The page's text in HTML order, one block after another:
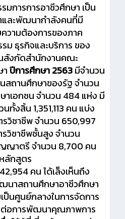
ารการอาชีวศึกษา เป็น
ละพัฒนากำลังคนที่มี
ามต้องการของภาค
ม ธุรกิจและบริการ ของ
สังกัดสำนักงานคณะ
ปีการศึกษา 2563มีจำนวน
สถานศึกษาของรัฐ จำนวน
าเอกชน จำนวน 484 แห่ง มี
ทั้งสิ้น 1,351,113 คน แบ่ง
วิชาชีพ จำนวน 650,997
วิชาชีพชั้นสูง จำนวน
ญาตรี จำนวน 8,700 คน
ลักสูตร
คน ได้เล็งเห็นถึง
าสถานศึกษาอาชีวศึกษา
ป็นศูนย์กลางในการจัดการ
ต่อการพัฒนาคุณภาพการ